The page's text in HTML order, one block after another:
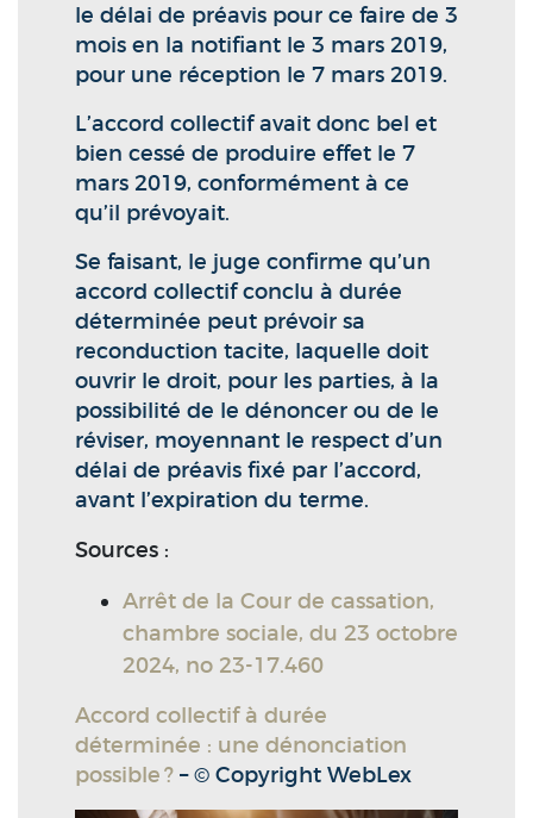
le délai de préavis pour ce faire de 3
mois en la notifiant le 3 mars 2019,
pour une réception le 7 mars 2019.
L’accord collectif avait donc bel et
bien cessé de produire effet le 7
mars 2019, conformément à ce
qu’il prévoyait.
Se faisant, le juge confirme qu’un
accord collectif conclu à durée
déterminée peut prévoir sa
reconduction tacite, laquelle doit
ouvrir le droit, pour les parties, à la
possibilité de le dénoncer ou de le
réviser, moyennant le respect d’un
délai de préavis fixé par l’accord,
avant l’expiration du terme.
Sources :
Arrêt de la Cour de cassation,
chambre sociale, du 23 octobre
2024, no 23-17.460
Accord collectif à durée
déterminée : une dénonciation
possible ? – © Copyright WebLex